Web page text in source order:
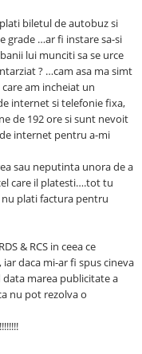
biletul de autobuz si
grade …ar fi instare sa-si
lui munciti sa se urce
? …cam asa ma simt
care am incheiat un
internet si telefonie fixa,
de 192 ore si sunt nevoit
internet pentru a-mi
sau neputinta unora de a
care il platesti….tot tu
nu plati factura pentru
& RCS in ceea ce
, iar daca mi-ar fi spus cineva
marea publicitate a
nu pot rezolva o